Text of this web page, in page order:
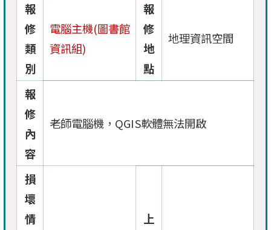
報
修
類
別
電腦主機(圖書館
資訊組)
報
修
地
點
地理資訊空間
報
修
內
容
老師電腦機，QGIS軟體無法開啟
損
壞
情
上